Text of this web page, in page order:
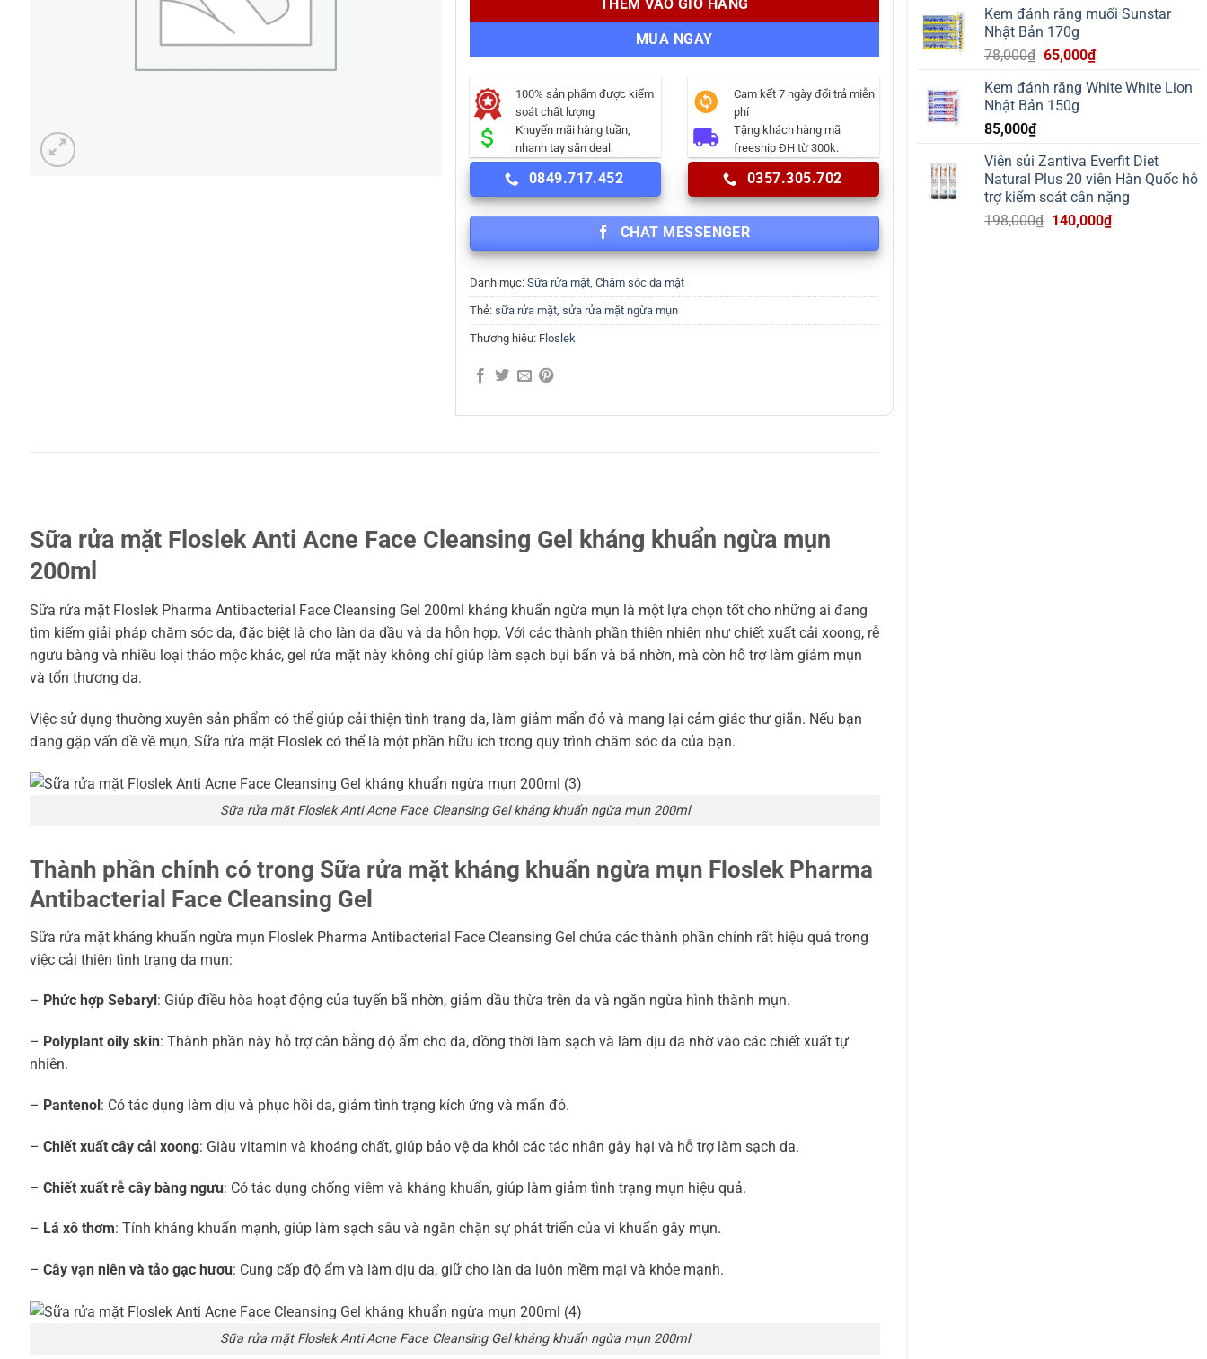
Kem đánh răng muối Sunstar
Nhật Bản 170g
78,000₫ Giá
là:
78,000₫.
65,000₫Giá
tại
Kem đánh răng White White Lion
Nhật Bản 150g
85,000₫
Viên sủi Zantiva Everfit Diet
Natural Plus 20 viên Hàn Quốc hỗ
trợ kiểm soát cân nặng
198,000₫ Giá
140,000₫Giá
THÊM VÀO GIỎ HÀNG
MUA NGAY
100% sản phẩm được kiểm
soát chất lượng
Khuyến mãi hàng tuần,
nhanh tay săn deal.
Cam kết 7 ngày đổi trả miễn
phí
Tặng khách hàng mã
freeship ĐH từ 300k.
0849.717.452 0357.305.702
CHAT MESSENGER
Danh mục: Sữa rửa mặt, Chăm sóc da mặt
Thẻ: sữa rửa mặt, sửa rửa mặt ngừa mụn
Thương hiệu: Floslek
Sữa rửa mặt Floslek Anti Acne Face Cleansing Gel kháng khuẩn ngừa mụn
200ml
Sữa rửa mặt Floslek Pharma Antibacterial Face Cleansing Gel 200ml kháng khuẩn ngừa mụn là một lựa chọn tốt cho những ai đang
tìm kiếm giải pháp chăm sóc da, đặc biệt là cho làn da dầu và da hỗn hợp. Với các thành phần thiên nhiên như chiết xuất cải xoong, rễ
ngưu bàng và nhiều loại thảo mộc khác, gel rửa mặt này không chỉ giúp làm sạch bụi bẩn và bã nhờn, mà còn hỗ trợ làm giảm mụn
và tổn thương da.
Việc sử dụng thường xuyên sản phẩm có thể giúp cải thiện tình trạng da, làm giảm mẩn đỏ và mang lại cảm giác thư giãn. Nếu bạn
đang gặp vấn đề về mụn, Sữa rửa mặt Floslek có thể là một phần hữu ích trong quy trình chăm sóc da của bạn.
Sữa rửa mặt Floslek Anti Acne Face Cleansing Gel kháng khuẩn ngừa mụn 200ml
Thành phần chính có trong Sữa rửa mặt kháng khuẩn ngừa mụn Floslek Pharma
Antibacterial Face Cleansing Gel
Sữa rửa mặt kháng khuẩn ngừa mụn Floslek Pharma Antibacterial Face Cleansing Gel chứa các thành phần chính rất hiệu quả trong
việc cải thiện tình trạng da mụn:
– Phức hợp Sebaryl : Giúp điều hòa hoạt động của tuyến bã nhờn, giảm dầu thừa trên da và ngăn ngừa hình thành mụn.
– Polyplant oily skin: Thành phần này hỗ trợ cân bằng độ ẩm cho da, đồng thời làm sạch và làm dịu da nhờ vào các chiết xuất tự
nhiên.
– Pantenol: Có tác dụng làm dịu và phục hồi da, giảm tình trạng kích ứng và mẩn đỏ.
– Chiết xuất cây cải xoong: Giàu vitamin và khoáng chất, giúp bảo vệ da khỏi các tác nhân gây hại và hỗ trợ làm sạch da.
– Chiết xuất rễ cây bàng ngưu: Có tác dụng chống viêm và kháng khuẩn, giúp làm giảm tình trạng mụn hiệu quả.
– Lá xô thơm: Tính kháng khuẩn mạnh, giúp làm sạch sâu và ngăn chặn sự phát triển của vi khuẩn gây mụn.
– Cây vạn niên và tảo gạc hươu: Cung cấp độ ẩm và làm dịu da, giữ cho làn da luôn mềm mại và khỏe mạnh.
Sữa rửa mặt Floslek Anti Acne Face Cleansing Gel kháng khuẩn ngừa mụn 200ml